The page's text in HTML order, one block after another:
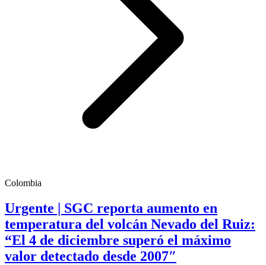
Colombia
Urgente | SGC reporta aumento en
temperatura del volcán Nevado del Ruiz:
“El 4 de diciembre superó el máximo
valor detectado desde 2007″